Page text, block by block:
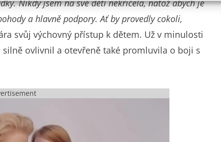
bezpečnosti, předcházení a zjišťování podvodů a
chyb, Poskytování a zobrazování reklamy a
Nikdy jsem na své děti nekřičela, natož abych je
a hlavně podpory. Ať by provedly cokoli,
svůj výchovný přístup k dětem. Už v minulosti
ovlivnil a otevřeně také promluvila o boji s